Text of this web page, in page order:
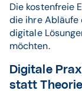
Die kostenfreie
die ihre Abläufe
digitale
möchten.
Digitale
statt Theorie